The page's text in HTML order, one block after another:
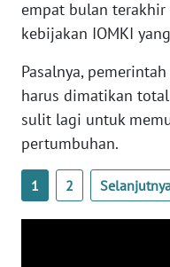
empat bulan terakhir
kebijakan IOMKI
Pasalnya,
harus dimatikan
sulit lagi untuk
pertumbuhan.
1 2
NTT
WN
KEPRI
PAPUA
WN
PAPUA